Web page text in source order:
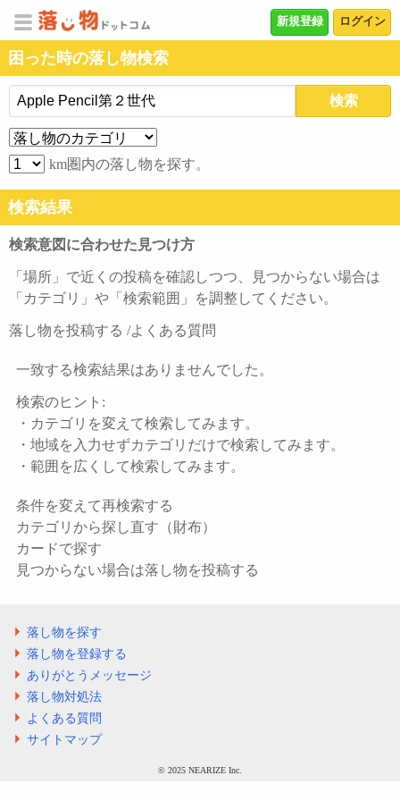
ログイン
新規登録
困った時の落し物検索
落
し
物
を
た
場
所
カ
テ
リ
検
範
囲
（km）
km圏内の落し物を探す。
検索結果
検索意図に合わせた見つけ方
「場所」で近くの投稿を確認しつつ、見つからない場合は
「カテゴリ」や「検索範囲」を調整してください。
落し物を投稿する /よくある質問
一致する検索結果はありませんでした。
検索のヒント:
・カテゴリを変えて検索してみます。
・地域を入力せずカテゴリだけで検索してみます。
・範囲を広くして検索してみます。
条件を変えて再検索する
カテゴリから探し直す（財布）
カードで探す
見つからない場合は落し物を投稿する
落し物を探す
落し物を登録する
ありがとうメッセージ
落し物対処法
よくある質問
サイトマップ
©️ 2025 NEARIZE Inc.